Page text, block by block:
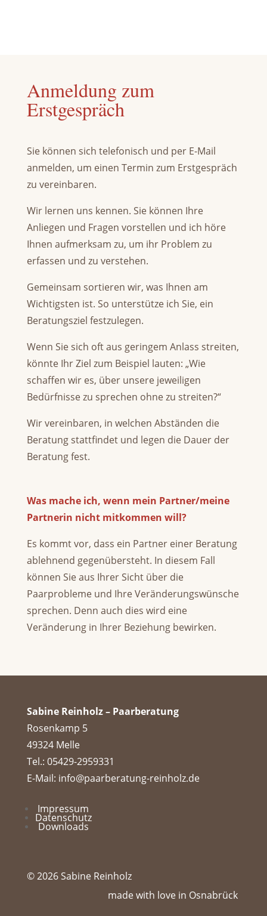
Anmeldung zum
Erstgespräch
Sie können sich telefonisch und per E-Mail
anmelden, um einen Termin zum Erstgespräch
zu vereinbaren.
Wir lernen uns kennen. Sie können Ihre
Anliegen und Fragen vorstellen und ich höre
Ihnen aufmerksam zu, um ihr Problem zu
erfassen und zu verstehen.
Gemeinsam sortieren wir, was Ihnen am
Wichtigsten ist. So unterstütze ich Sie, ein
Beratungsziel festzulegen.
Wenn Sie sich oft aus geringem Anlass streiten,
könnte Ihr Ziel zum Beispiel lauten: „Wie
schaffen wir es, über unsere jeweiligen
Bedürfnisse zu sprechen ohne zu streiten?“
Wir vereinbaren, in welchen Abständen die
Beratung stattfindet und legen die Dauer der
Beratung fest.
Was mache ich, wenn mein Partner/meine
Partnerin nicht mitkommen will?
Es kommt vor, dass ein Partner einer Beratung
ablehnend gegenübersteht. In diesem Fall
können Sie aus Ihrer Sicht über die
Paarprobleme und Ihre Veränderungswünsche
sprechen. Denn auch dies wird eine
Veränderung in Ihrer Beziehung bewirken.
Sabine Reinholz – Paarberatung
Rosenkamp 5
49324 Melle
Tel.: 05429-2959331
E-Mail: info@paarberatung-reinholz.de
Impressum
Datenschutz
Downloads
© 2026 Sabine Reinholz
made with love in Osnabrück